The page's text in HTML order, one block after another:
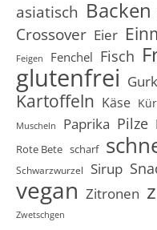
asiatisch Backen
Crossover Eier
Feigen Fenchel Fisch
glutenfrei
Kartoffeln Käse
Muscheln Paprika Pilze
Rote Bete scharf
Schwarzwurzel Sirup
vegan Zitronen
Zwetschgen